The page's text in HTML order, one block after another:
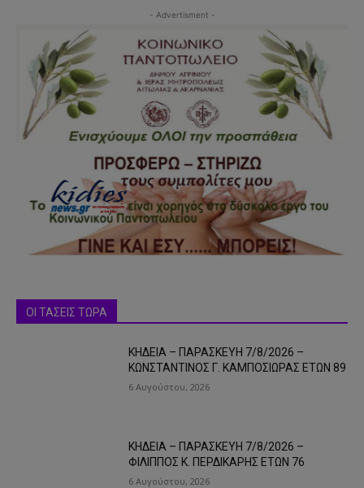
- Advertisment -
ΟΙ ΤΑΣΕΙΣ ΤΩΡΑ
ΚΗΔΕΙΑ – ΠΑΡΑΣΚΕΥΗ 7/8/2026 –
ΚΩΝΣΤΑΝΤΙΝΟΣ Γ. ΚΑΜΠΟΣΙΩΡΑΣ ΕΤΩΝ 89
6 Αυγούστου, 2026
ΚΗΔΕΙΑ – ΠΑΡΑΣΚΕΥΗ 7/8/2026 –
ΦΙΛΙΠΠΟΣ Κ. ΠΕΡΔΙΚΑΡΗΣ ΕΤΩΝ 76
6 Αυγούστου, 2026